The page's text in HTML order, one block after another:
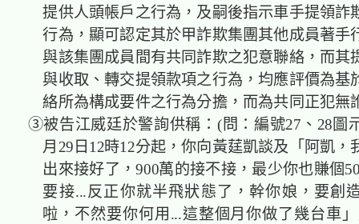
提供人頭帳戶之行為，及嗣後指示車手提領詐
行為，顯可認定其於甲詐欺集團其他成員著手
與該集團成員間有共同詐欺之犯意聯絡，而其
與收取、轉交提領款項之行為，均應評價為基
絡所為構成要件之行為分擔，而為共同正犯無
③被告江威廷於警詢供稱：(問：編號27、28圖
月29日12時12分起，你向黃莛凱談及「阿凱，
出來接好了，900萬的接不接，最少你也賺個
要接...反正你就半飛狀態了，幹你娘，要創
啦，不然要你何用...這整個月你做了幾台車